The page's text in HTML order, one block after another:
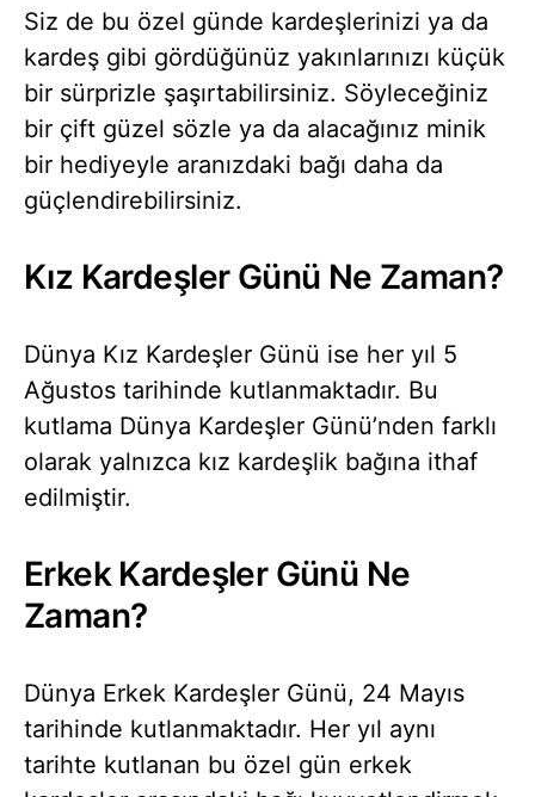
Siz de bu özel günde kardeşlerinizi ya da
kardeş gibi gördüğünüz yakınlarınızı küçük
bir sürprizle şaşırtabilirsiniz. Söyleceğiniz
bir çift güzel sözle ya da alacağınız minik
bir hediyeyle aranızdaki bağı daha da
güçlendirebilirsiniz.
Kız Kardeşler Günü Ne Zaman?
Dünya Kız Kardeşler Günü ise her yıl 5
Ağustos tarihinde kutlanmaktadır. Bu
kutlama Dünya Kardeşler Günü’nden farklı
olarak yalnızca kız kardeşlik bağına ithaf
edilmiştir.
Erkek Kardeşler Günü Ne
Zaman?
Dünya Erkek Kardeşler Günü, 24 Mayıs
tarihinde kutlanmaktadır. Her yıl aynı
tarihte kutlanan bu özel gün erkek